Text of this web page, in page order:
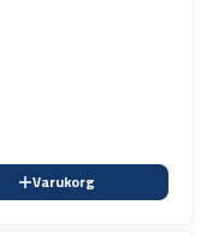
Varukorg